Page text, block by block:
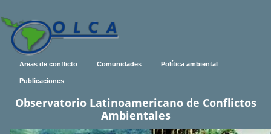
Areas de conflicto Comunidades Política ambiental
Publicaciones
Observatorio Latinoamericano de Conflictos
Ambientales